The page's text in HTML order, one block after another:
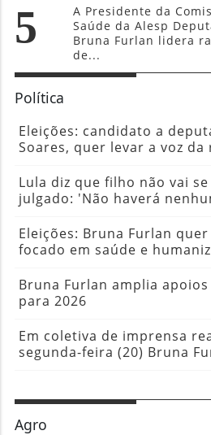
5
A Presidente da
Saúde da Alesp
Bruna Furlan lidera
de...
Política
Eleições: candidato a
Soares, quer levar a voz da
Lula diz que filho não vai
julgado: 'Não haverá
Eleições: Bruna Furlan
focado em saúde e
Bruna Furlan amplia apoios
para 2026
Em coletiva de imprensa
segunda-feira (20) Bruna
Agro